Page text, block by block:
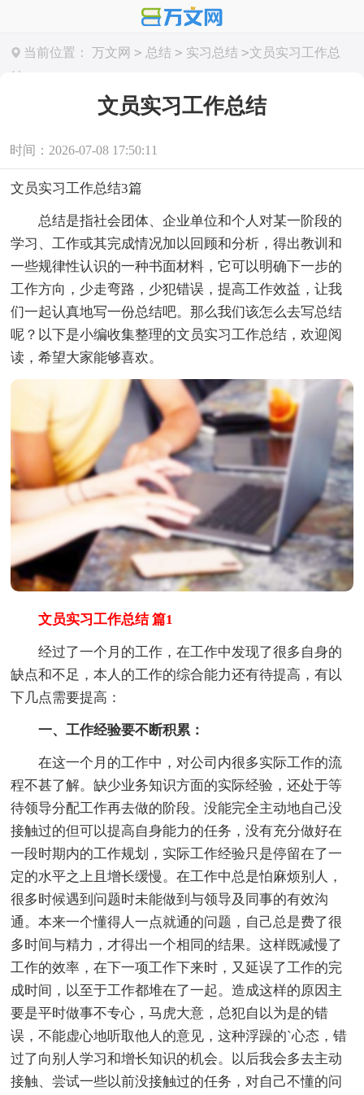
当前位置： 万文网 > 总结 > 实习总结 >文员实习工作总
结
文员实习工作总结
时间：2026-07-08 17:50:11
文员实习工作总结3篇
总结是指社会团体、企业单位和个人对某一阶段的
学习、工作或其完成情况加以回顾和分析，得出教训和
一些规律性认识的一种书面材料，它可以明确下一步的
工作方向，少走弯路，少犯错误，提高工作效益，让我
们一起认真地写一份总结吧。那么我们该怎么去写总结
呢？以下是小编收集整理的文员实习工作总结，欢迎阅
读，希望大家能够喜欢。
文员实习工作总结 篇1
经过了一个月的工作，在工作中发现了很多自身的
缺点和不足，本人的工作的综合能力还有待提高，有以
下几点需要提高：
一、工作经验要不断积累：
在这一个月的工作中，对公司内很多实际工作的流
程不甚了解。缺少业务知识方面的实际经验，还处于等
待领导分配工作再去做的阶段。没能完全主动地自己没
接触过的但可以提高自身能力的任务，没有充分做好在
一段时期内的工作规划，实际工作经验只是停留在了一
定的水平之上且增长缓慢。在工作中总是怕麻烦别人，
很多时候遇到问题时未能做到与领导及同事的有效沟
通。本来一个懂得人一点就通的问题，自己总是费了很
多时间与精力，才得出一个相同的结果。这样既减慢了
工作的效率，在下一项工作下来时，又延误了工作的完
成时间，以至于工作都堆在了一起。造成这样的原因主
要是平时做事不专心，马虎大意，总犯自以为是的错
误，不能虚心地听取他人的意见，这种浮躁的`心态，错
过了向别人学习和增长知识的机会。以后我会多去主动
接触、尝试一些以前没接触过的任务，对自己不懂的问